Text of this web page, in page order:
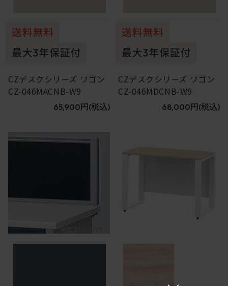
CZデスクシリーズ ワゴン
CZ-046MACNB-W9
65,900円 (税込)
CZデスクシリーズ ワゴン
CZ-046MDCNB-W9
68,000円 (税込)